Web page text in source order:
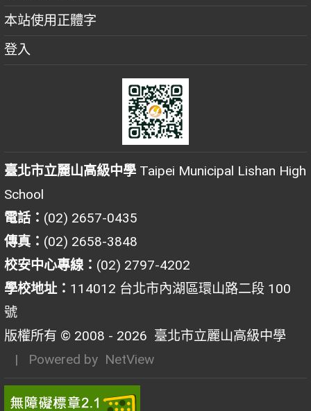
本站使用正體字
登入
臺北市立麗山高級中學 Taipei Municipal Lishan High
School
電話： (02) 2657-0435
傳真： (02) 2658-3848
校安中心專線： (02) 2797-4202
學校地址： 114012 台北市內湖區環山路二段 100
號
版權所有 © 2008 - 2026 臺北市立麗山高級中學
| Powered by NetView